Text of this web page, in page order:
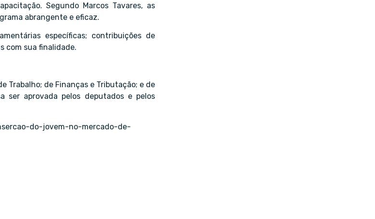
Segundo Marcos Tavares, as
abrangente e eficaz.
específicas; contribuições de
com sua finalidade.
Trabalho; de Finanças e Tributação; e de
ser aprovada pelos deputados e pelos
do-jovem-no-mercado-de-